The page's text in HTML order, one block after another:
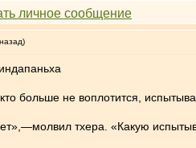
больше не воплотится,
тхера. «Какую